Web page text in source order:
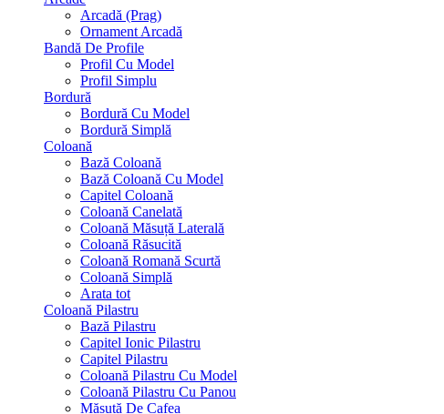
Arcadă (Prag)
Ornament Arcadă
Bandă De Profile
Profil Cu Model
Profil Simplu
Bordură
Bordură Cu Model
Bordură Simplă
Coloană
Bază Coloană
Bază Coloană Cu Model
Capitel Coloană
Coloană Canelată
Coloană Măsuță Laterală
Coloană Răsucită
Coloană Romană Scurtă
Coloană Simplă
Arata tot
Coloană Pilastru
Bază Pilastru
Capitel Ionic Pilastru
Capitel Pilastru
Coloană Pilastru Cu Model
Coloană Pilastru Cu Panou
Măsuță De Cafea